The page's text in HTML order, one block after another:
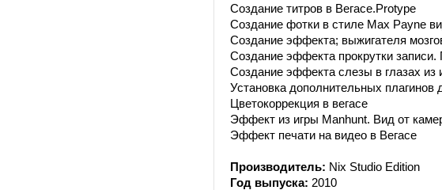
Создание титров в Вегасе.Protype
Создание фотки в стиле Max Payne
Создание эффекта; выжигателя
Создание эффекта прокрутки записи.
Создание эффекта слезы в глазах из
Установка дополнительных плагинов
Цветокоррекция в вегасе
Эффект из игры Manhunt. Вид от
Эффект печати на видео в Вегасе
Производитель: Nix Studio Edition
Год выпуска: 2010